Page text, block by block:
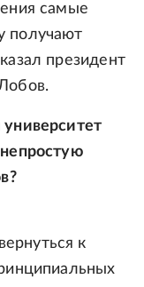
самые
получают
президент
к